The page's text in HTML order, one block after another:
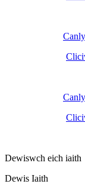
Dewiswch eich iaith
Dewis Iaith